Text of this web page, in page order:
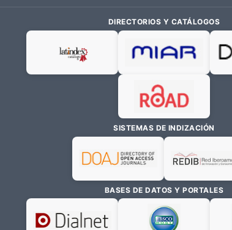
DIRECTORIOS Y CATÁLOGOS
SISTEMAS DE INDIZACIÓN
BASES DE DATOS Y PORTALES